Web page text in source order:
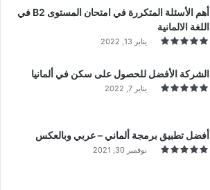
أهم الأسئلة المتكررة في امتحان المستوى B2 في
اللغة الالمانية
يناير 13, 2022
الشركة الأفضل للحصول على سكن في ألمانيا
يناير 7, 2022
أفضل تطبيق برمجة ألماني – عربي وبالعكس
نوفمبر 30, 2021